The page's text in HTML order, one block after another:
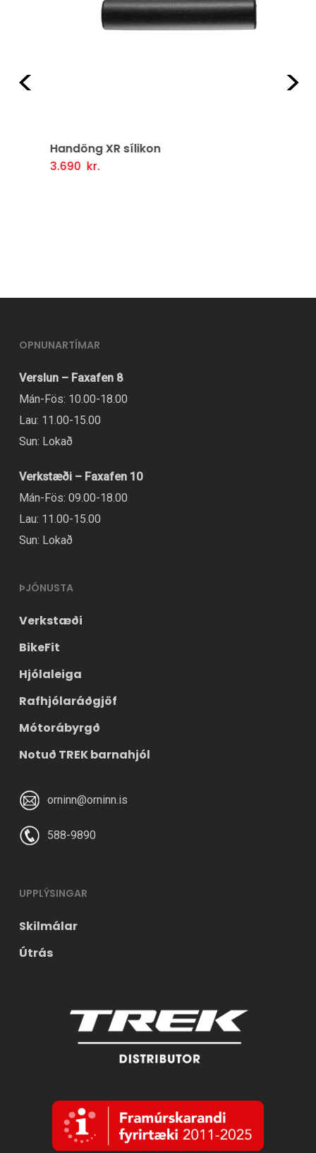
Handöng XR sílikon
3.690kr.
Valmöguleikarar
OPNUNARTÍMAR
Verslun – Faxafen 8
Mán-Fös: 10.00-18.00
Lau: 11.00-15.00
Sun: Lokað
Verkstæði – Faxafen 10
Mán-Fös: 09.00-18.00
Lau: 11.00-15.00
Sun: Lokað
ÞJÓNUSTA
Verkstæði
BikeFit
Hjólaleiga
Rafhjólaráðgjöf
Mótorábyrgð
Notuð TREK barnahjól
orninn@orninn.is
588-9890
UPPLÝSINGAR
Skilmálar
Útrás